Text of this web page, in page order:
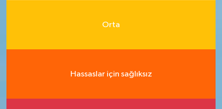
Orta
Hassaslar için sağlıksız